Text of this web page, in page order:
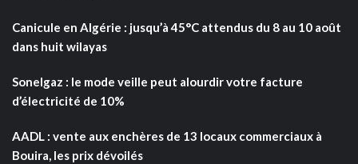
Canicule en Algérie : jusqu’à 45°C attendus du 8 au 10 août
dans huit wilayas
Sonelgaz : le mode veille peut alourdir votre facture
d’électricité de 10%
AADL : vente aux enchères de 13 locaux commerciaux à
Bouira, les prix dévoilés